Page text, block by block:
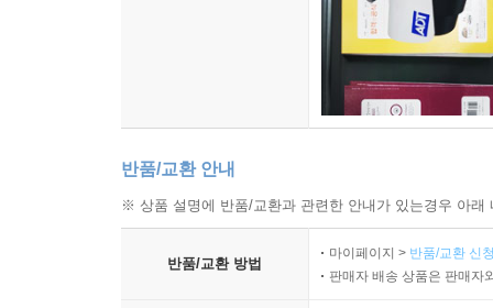
반품/교환 안내
※ 상품 설명에 반품/교환과 관련한 안내가 있는경우 아
반품/교환 방법
마이페이지 > 반품/교환 신
판매자 배송 상품은 판매자